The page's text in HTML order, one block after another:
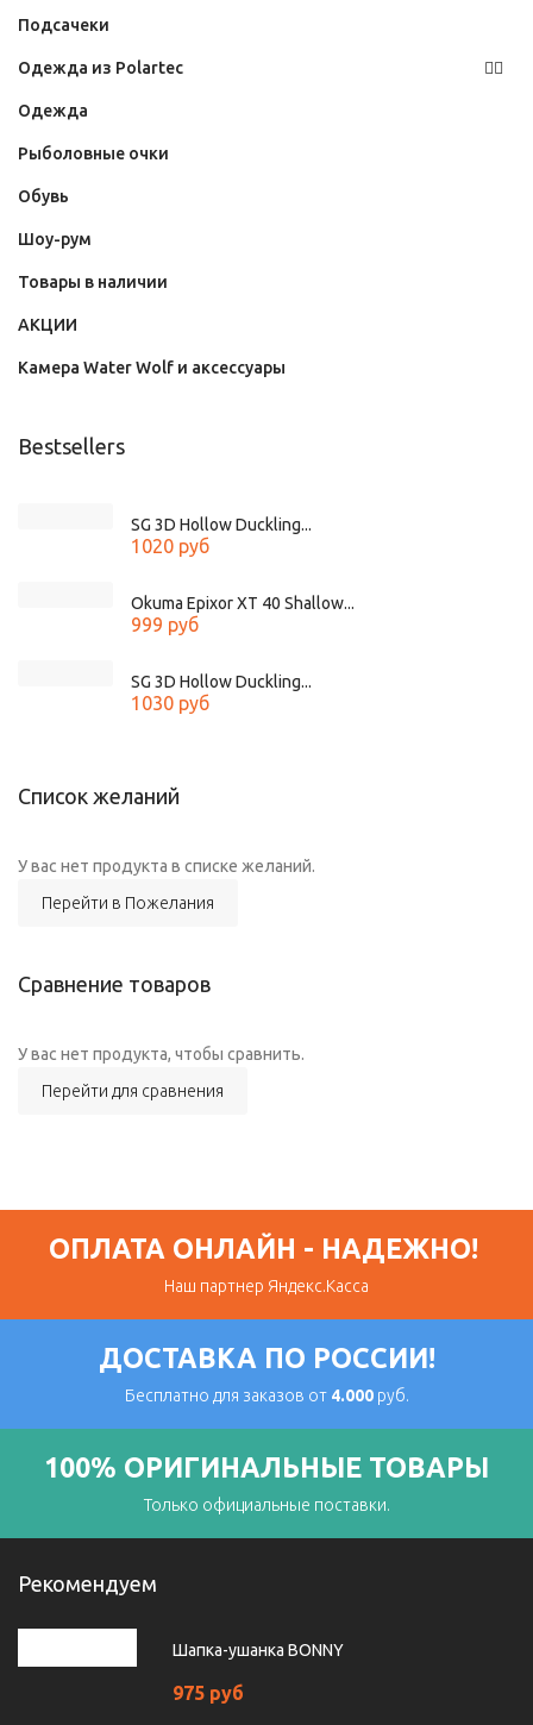
Подсачеки
Одежда из Polartec
Одежда
Рыболовные очки
Обувь
Шоу-рум
Товары в наличии
АКЦИИ
Камера Water Wolf и аксессуары
Bestsellers
SG 3D Hollow Duckling...
1020 руб
Okuma Epixor XT 40 Shallow...
999 руб
SG 3D Hollow Duckling...
1030 руб
Список желаний
У вас нет продукта в списке желаний.
Перейти в Пожелания
Сравнение товаров
У вас нет продукта, чтобы сравнить.
Перейти для сравнения
ОПЛАТА ОНЛАЙН - НАДЕЖНО!
Наш партнер Яндекс.Касса
ДОСТАВКА ПО РОССИИ!
Бесплатно для заказов от 4.000руб.
100% ОРИГИНАЛЬНЫЕ ТОВАРЫ
Только официальные поставки.
Рекомендуем
Шапка-ушанка BONNY
975 руб